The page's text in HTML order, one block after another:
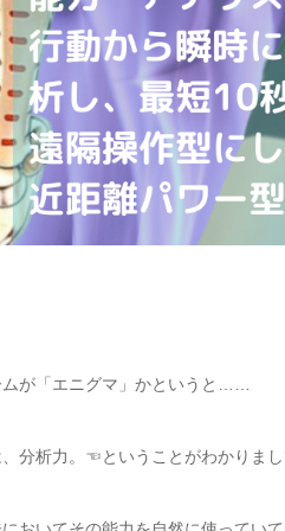
ムが「エニグマ」かというと……
分析力。☜ということがわかりま